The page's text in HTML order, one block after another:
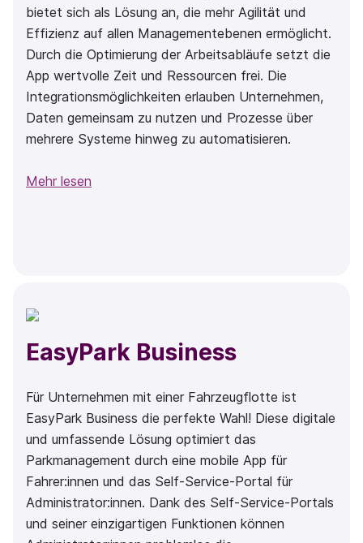
bietet sich als Lösung an, die mehr Agilität und
Effizienz auf allen Managementebenen ermöglicht.
Durch die Optimierung der Arbeitsabläufe setzt die
App wertvolle Zeit und Ressourcen frei. Die
Integrationsmöglichkeiten erlauben Unternehmen,
Daten gemeinsam zu nutzen und Prozesse über
mehrere Systeme hinweg zu automatisieren.
Mehr lesen
EasyPark Business
Für Unternehmen mit einer Fahrzeugflotte ist
EasyPark Business die perfekte Wahl! Diese digitale
und umfassende Lösung optimiert das
Parkmanagement durch eine mobile App für
Fahrer:innen und das Self-Service-Portal für
Administrator:innen. Dank des Self-Service-Portals
und seiner einzigartigen Funktionen können